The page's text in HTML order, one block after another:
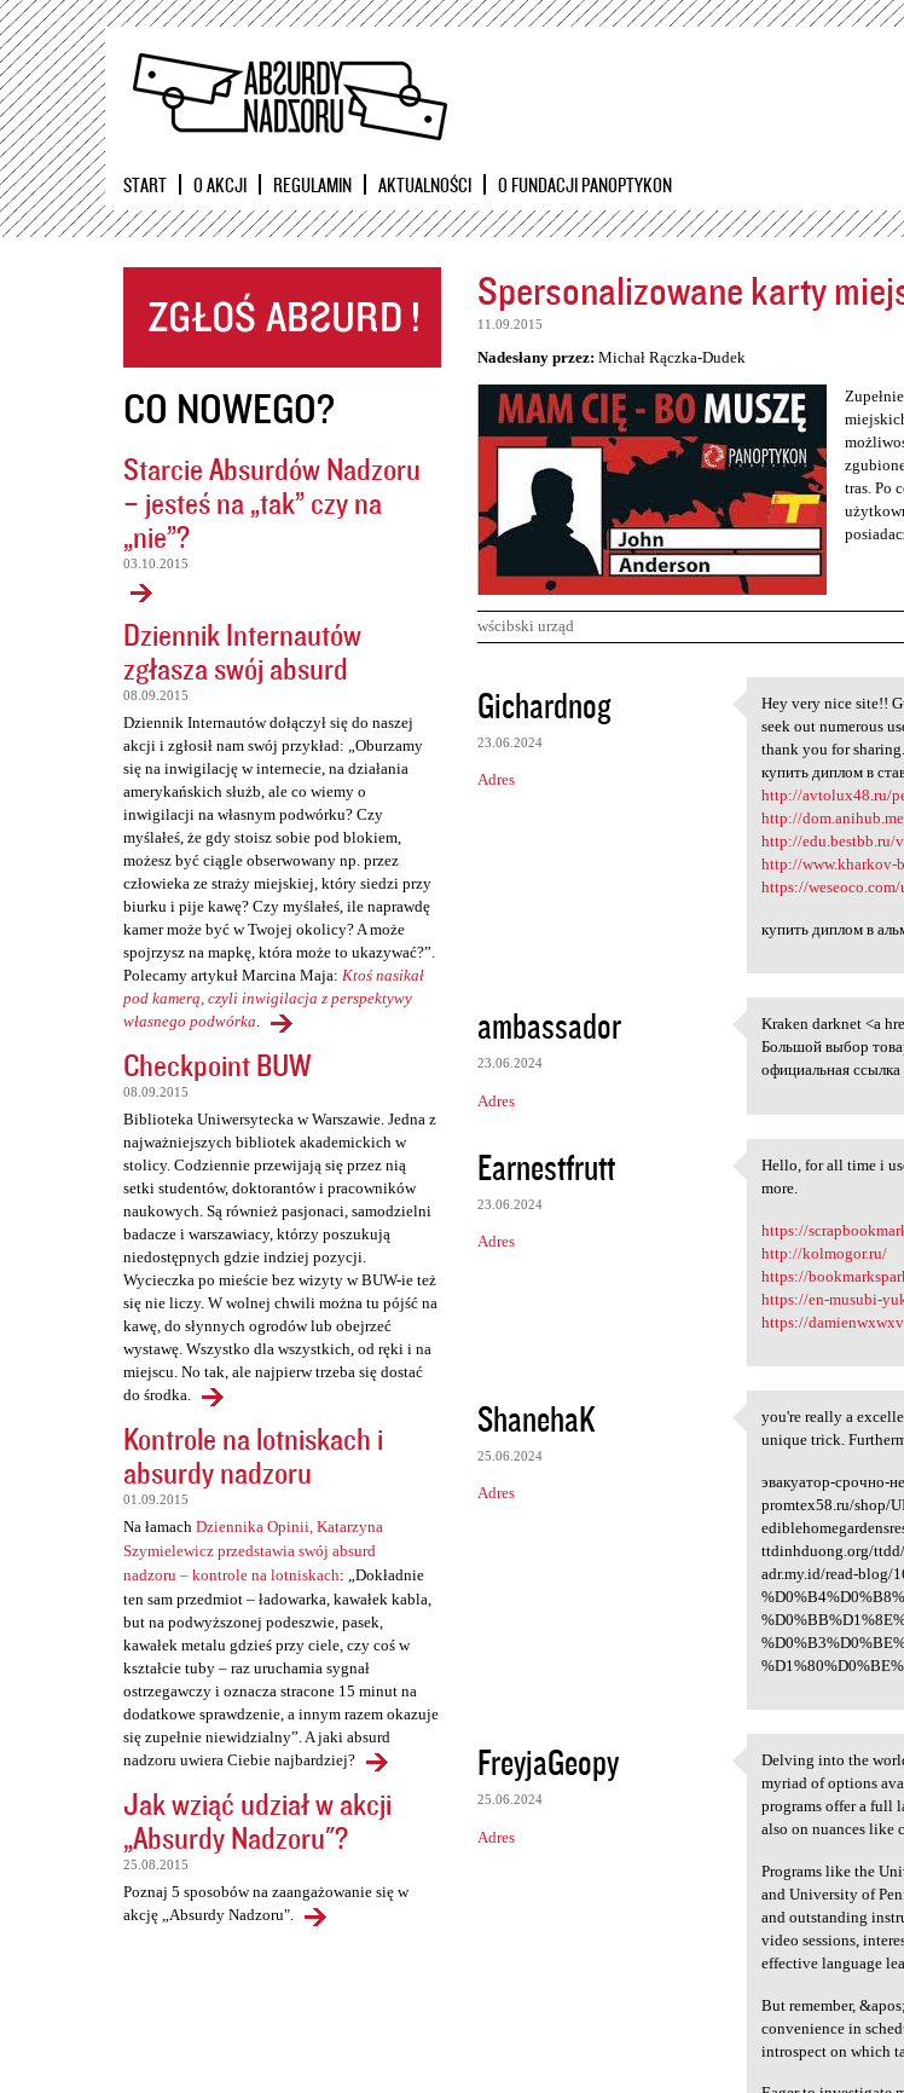
Przejdź
START O AKCJI REGULAMIN AKTUALNOŚCI O FUNDACJI PANOPTYKON
CO NOWEGO?
Starcie Absurdów Nadzoru
– jesteś na „tak” czy na
„nie”?
03.10.2015
Dziennik Internautów
zgłasza swój absurd
08.09.2015
Dziennik Internautów dołączył się do naszej
akcji i zgłosił nam swój przykład: „Oburzamy
się na inwigilację w internecie, na działania
amerykańskich służb, ale co wiemy o
inwigilacji na własnym podwórku? Czy
myślałeś, że gdy stoisz sobie pod blokiem,
możesz być ciągle obserwowany np. przez
człowieka ze straży miejskiej, który siedzi przy
biurku i pije kawę? Czy myślałeś, ile naprawdę
kamer może być w Twojej okolicy? A może
spojrzysz na mapkę, która może to ukazywać?”.
Polecamy artykuł Marcina Maja: Ktoś nasikał
pod kamerą, czyli inwigilacja z perspektywy
własnego podwórka.
Checkpoint BUW
08.09.2015
Biblioteka Uniwersytecka w Warszawie. Jedna z
najważniejszych bibliotek akademickich w
stolicy. Codziennie przewijają się przez nią
setki studentów, doktorantów i pracowników
naukowych. Są również pasjonaci, samodzielni
badacze i warszawiacy, którzy poszukują
niedostępnych gdzie indziej pozycji.
Wycieczka po mieście bez wizyty w BUW-ie też
się nie liczy. W wolnej chwili można tu pójść na
kawę, do słynnych ogrodów lub obejrzeć
wystawę. Wszystko dla wszystkich, od ręki i na
miejscu. No tak, ale najpierw trzeba się dostać
do środka.
Kontrole na lotniskach i
absurdy nadzoru
01.09.2015
Na łamach Dziennika Opinii, Katarzyna
Szymielewicz przedstawia swój absurd
nadzoru – kontrole na lotniskach: „Dokładnie
ten sam przedmiot – ładowarka, kawałek kabla,
but na podwyższonej podeszwie, pasek,
kawałek metalu gdzieś przy ciele, czy coś w
kształcie tuby – raz uruchamia sygnał
ostrzegawczy i oznacza stracone 15 minut na
dodatkowe sprawdzenie, a innym razem okazuje
się zupełnie niewidzialny”. A jaki absurd
nadzoru uwiera Ciebie najbardziej?
Jak wziąć udział w akcji
„Absurdy Nadzoru"?
25.08.2015
Poznaj 5 sposobów na zaangażowanie się w
akcję „Absurdy Nadzoru".
Spersonalizowane karty
11.09.2015
Nadesłany przez: Michał Rączka-Dudek
tras. Po
wścibski urząd
K
o
m
e
Gichardnog
23.06.2024
Adres
Hey very nice
Hey very nice site!!
seek out numerous
thank you for
купить диплом в
http://avtolux48.ru/
http://
http://edu.bestbb.ru/
http://www.kharkov-
https://
купить диплом в
ambassador
23.06.2024
Adres
Kraken darknet
Kraken darknet <a
Большой выбор
официальная ссылка
Earnestfrutt
23.06.2024
Adres
Hello, for all time
Hello, for all time i
more.
https://
http://kolmogor.ru/
https://
https://en-musubi-
https://
ShanehaK
25.06.2024
Adres
you're really a
you're really a
unique trick.
эвакуатор-срочно-
promtex58.ru/shop/
ttdinhduong.org/
adr.my.id/read-blog/
FreyjaGeopy
25.06.2024
Adres
Delving into the
Delving into the
myriad of options
programs offer a full
also on nuances
Programs like the
and University of
and outstanding
video sessions,
effective language
But remember,
convenience in
introspect on which